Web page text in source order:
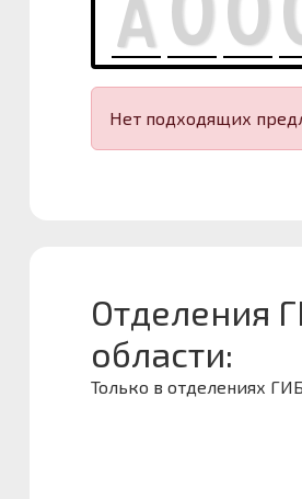
Нет подходящих
Отделения
области:
Только в отделениях